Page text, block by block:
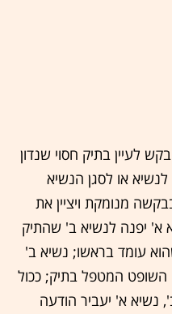
לעיין בתיק חסוי שנדון
או לסגן הנשיא
מנומקת ויציין את
א' יפנה לנשיא ב' שהתיק
עומד בראשו; נשיא ב'
השופט המטפל בתיק; ככול
נשיא א' יעביר הודעה